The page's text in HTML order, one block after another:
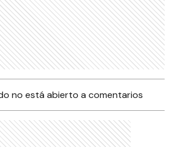
no está abierto a comentarios